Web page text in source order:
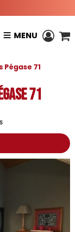
MENU
71
71